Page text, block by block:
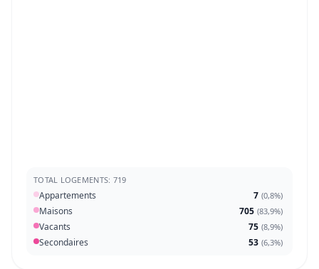
TOTAL LOGEMENTS: 719
Appartements 7 (0,8%)
Maisons 705 (83,9%)
Vacants 75 (8,9%)
Secondaires 53 (6,3%)